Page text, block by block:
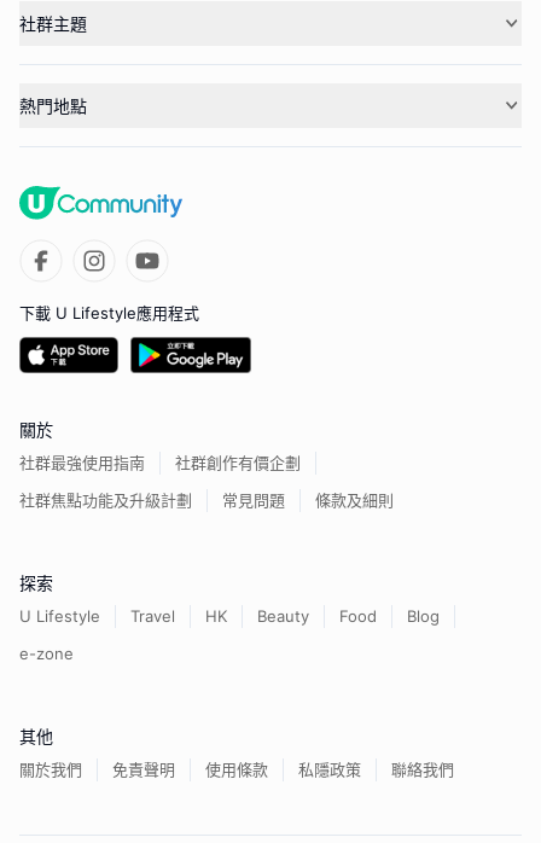
社群主題
熱門地點
下載 U Lifestyle應用程式
關於
社群最強使用指南
社群創作有價企劃
社群焦點功能及升級計劃
常見問題 條款及細則
探索
U Lifestyle Travel HK Beauty Food
Blog
e-zone
其他
關於我們 免責聲明 使用條款 私隱政策 聯絡我們